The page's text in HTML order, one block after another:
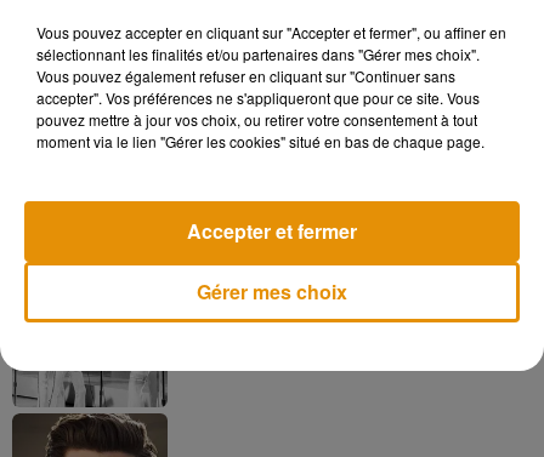
6 août 2026
La version réécrite de « Beautiful Day »
Vous pouvez accepter en cliquant sur "Accepter et fermer", ou affiner en
sélectionnant les finalités et/ou partenaires dans "Gérer mes choix".
Vous pouvez également refuser en cliquant sur "Continuer sans
accepter". Vos préférences ne s'appliqueront que pour ce site. Vous
pouvez mettre à jour vos choix, ou retirer votre consentement à tout
moment via le lien "Gérer les cookies" situé en bas de chaque page.
Gérer mes choix
Accepter et fermer